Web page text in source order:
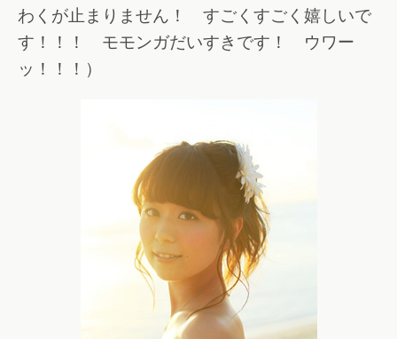
わくが止まりません！ すごくすごく嬉しいで
す！！！ モモンガだいすきです！ ウワー
ッ！！！）